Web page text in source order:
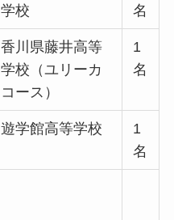
学校
名
香川県藤井高等
学校（ユリーカ
コース）
1
名
遊学館高等学校
1
名